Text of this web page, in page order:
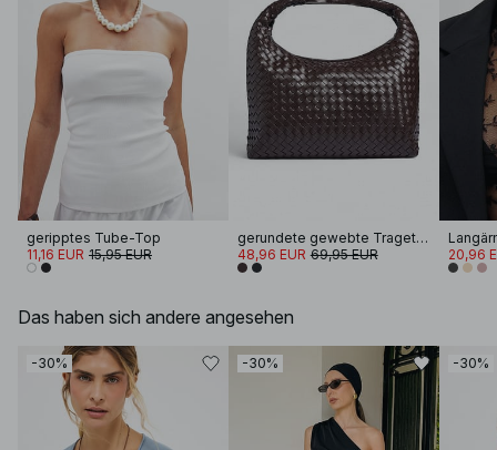
geripptes Tube-Top
11,16 EUR 15,95 EUR
gerundete gewebte Tragetasche
48,96 EUR 69,95 EUR 20,96
Das haben sich andere angesehen
-30% -30% -30%